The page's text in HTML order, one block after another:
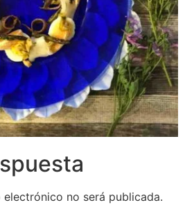
no será publicada.